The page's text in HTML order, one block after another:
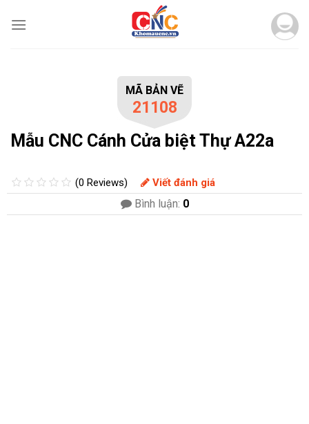
MÃ BẢN VẼ
21108
Mẫu CNC Cánh Cửa biệt Thự A22a
(0 Reviews) Viết đánh giá
Bình luận: 0